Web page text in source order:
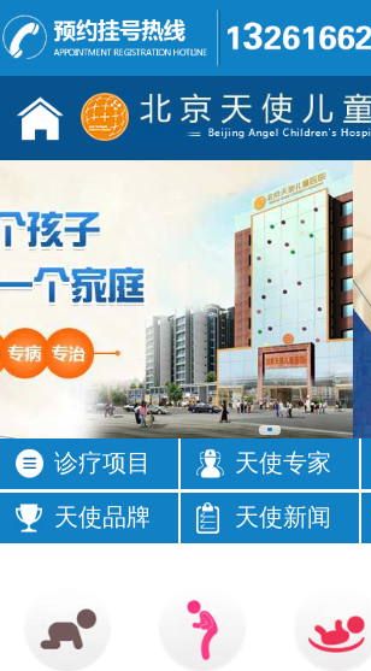
儿童发育行为科门诊
多动症
发育迟缓
语言障碍
遗尿症
铅中毒
学习困难
注意力不集
中
按症状
活动过多 频繁眨眼
发育落后
成绩差
诊疗项目 天使专家
天使品牌 天使新闻